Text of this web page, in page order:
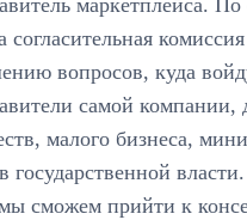
маркетплейса. По
согласительная
вопросов, куда
самой компании,
малого бизнеса,
государственной
сможем прийти к